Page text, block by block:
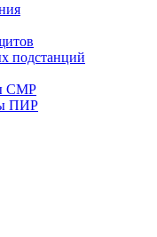
подстанций
СМР
ПИР